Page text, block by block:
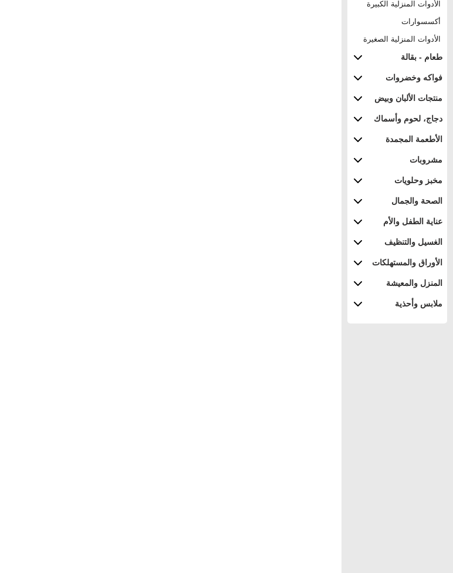
الأدوات المنزلية الكبيرة
أكسسوارات
الأدوات المنزلية الصغيرة
طعام - بقالة
فواكه وخضروات
منتجات الألبان وبيض
دجاج، لحوم وأسماك
الأطعمة المجمدة
مشروبات
مخبز وحلويات
الصحة والجمال
عناية الطفل والأم
الغسيل والتنظيف
الأوراق والمستهلكات
المنزل والمعيشة
ملابس وأحذية